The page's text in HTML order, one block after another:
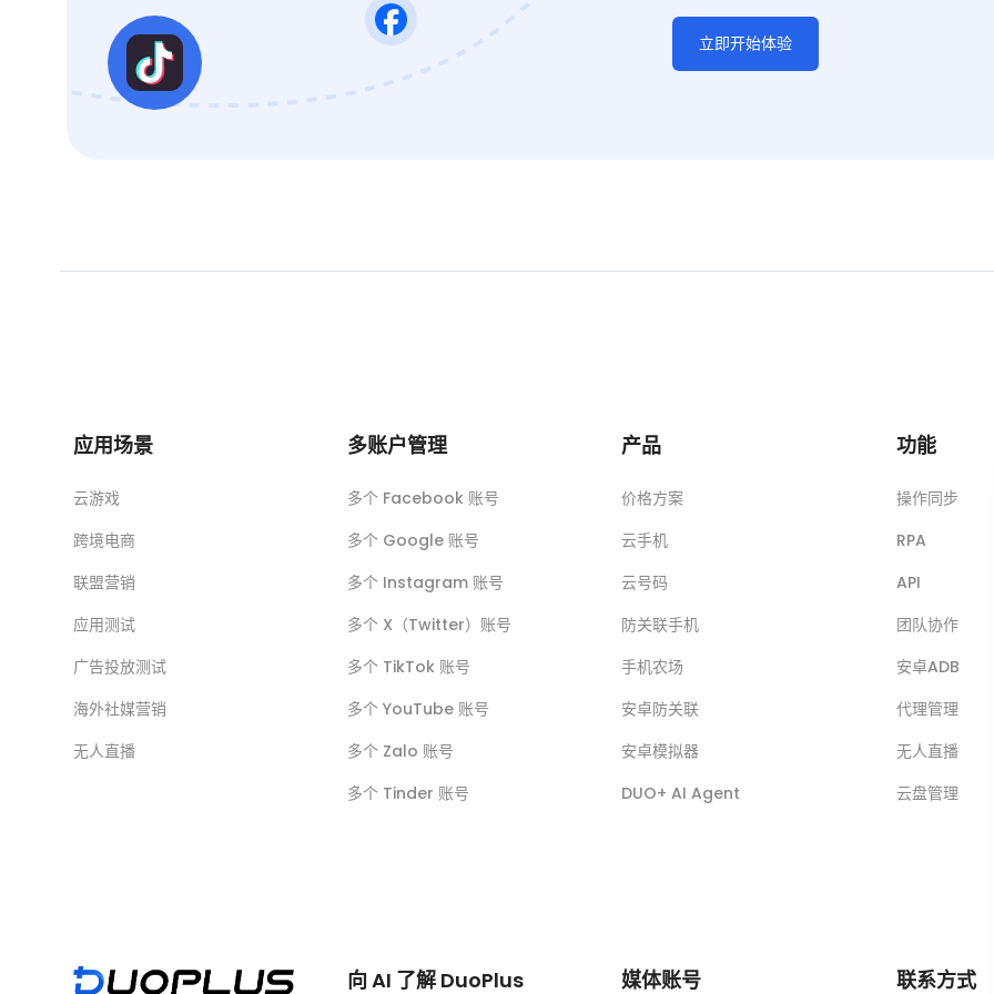
立即开始体验
应用场景
云游戏
跨境电商
联盟营销
应用测试
广告投放测试
海外社媒营销
无人直播
多账户管理
多个 Facebook 账号
多个 Google 账号
多个 Instagram 账号
多个 X（Twitter）账号
多个 TikTok 账号
多个 YouTube 账号
多个 Zalo 账号
多个 Tinder 账号
产品
价格方案
云手机
云号码
防关联手机
手机农场
安卓防关联
安卓模拟器
DUO+ AI Agent
功能
操作同步
RPA
API
团队协作
安卓ADB
代理管理
无人直播
云盘管理
向 AI 了解 DuoPlus 媒体账号 联系方式